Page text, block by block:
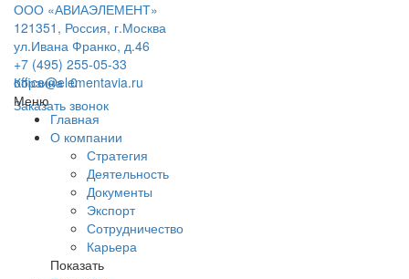
ООО «АВИАЭЛЕМЕНТ»
121351, Россия, г.Москва
ул.Ивана Франко, д.46
+7 (495) 255-05-33
office@elementavia.ru
Заказать звонок
Корзина0
Меню
Главная
О компании
Стратегия
Деятельность
Документы
Экспорт
Сотрудничество
Карьера
Показать